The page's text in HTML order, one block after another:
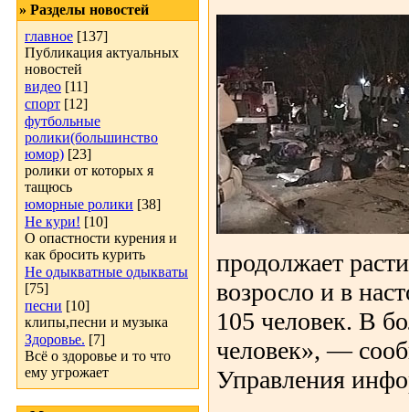
» Разделы новостей
главное [137]
Публикация актуальных
новостей
видео [11]
спорт [12]
футбольные
ролики(большинство
юмор) [23]
ролики от которых я
тащюсь
юморные ролики [38]
Не кури! [10]
О опастности курения и
как бросить курить
Не одыкватные одыкваты
[75]
песни [10]
клипы,песни и музыка
Здоровье. [7]
Всё о здоровье и то что
ему угрожает
продолжает
возросло и в
105 человек. В
человек», —
Управления